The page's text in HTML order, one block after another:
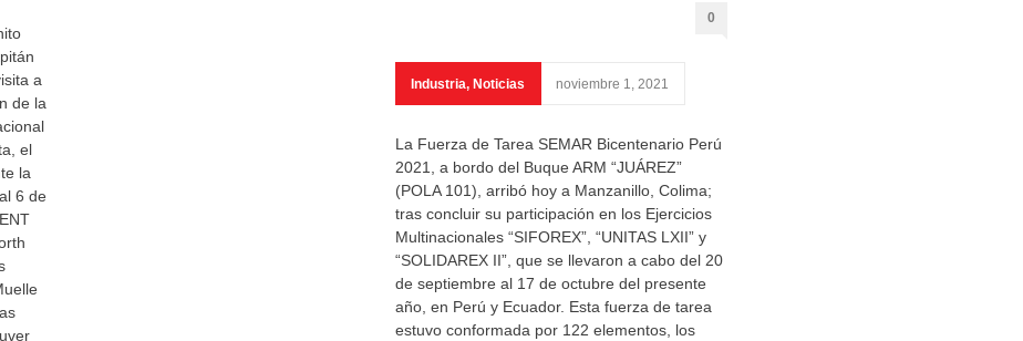
a
de la
el
la
6 de
0
Industria, Noticias noviembre 1, 2021
La Fuerza de Tarea SEMAR Bicentenario Perú
2021, a bordo del Buque ARM “JUÁREZ”
(POLA 101), arribó hoy a Manzanillo, Colima;
tras concluir su participación en los Ejercicios
Multinacionales “SIFOREX”, “UNITAS LXII” y
“SOLIDAREX II”, que se llevaron a cabo del 20
de septiembre al 17 de octubre del presente
año, en Perú y Ecuador. Esta fuerza de tarea
estuvo conformada por 122 elementos, los